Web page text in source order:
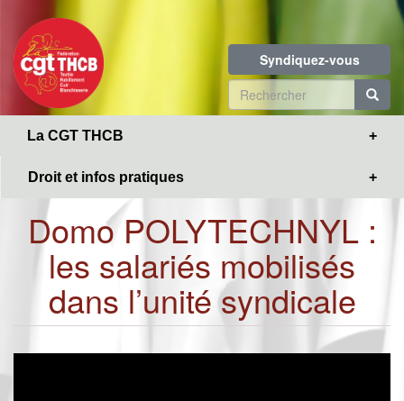
contenu
principal
Syndiquez-vous
Formulaire
de
La CGT THCB
Droit et infos pratiques
Domo POLYTECHNYL :
les salariés mobilisés
dans l’unité syndicale